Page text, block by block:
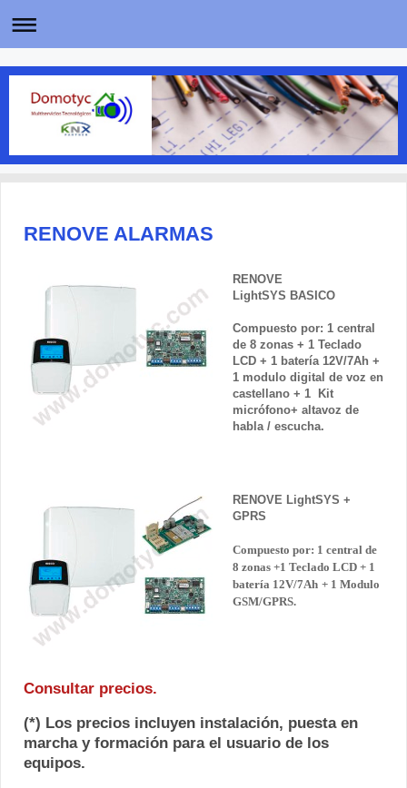
RENOVE ALARMAS
RENOVE
LightSYS BASICO
Compuesto por: 1 central
de 8 zonas + 1 Teclado
LCD + 1 batería 12V/7Ah +
1 modulo digital de voz en
castellano + 1
Kit
micrófono+ altavoz de
habla / escucha.
RENOVE LightSYS +
GPRS
Compuesto por: 1 central de
8 zonas +1 Teclado LCD + 1
batería 12V/7Ah + 1 Modulo
GSM/GPRS.
Consultar precios.
(*) Los precios incluyen instalación, puesta en
marcha y formación para el usuario de los
equipos.